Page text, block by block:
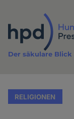
Inhalt
Der säkulare Blick
RELIGIONEN